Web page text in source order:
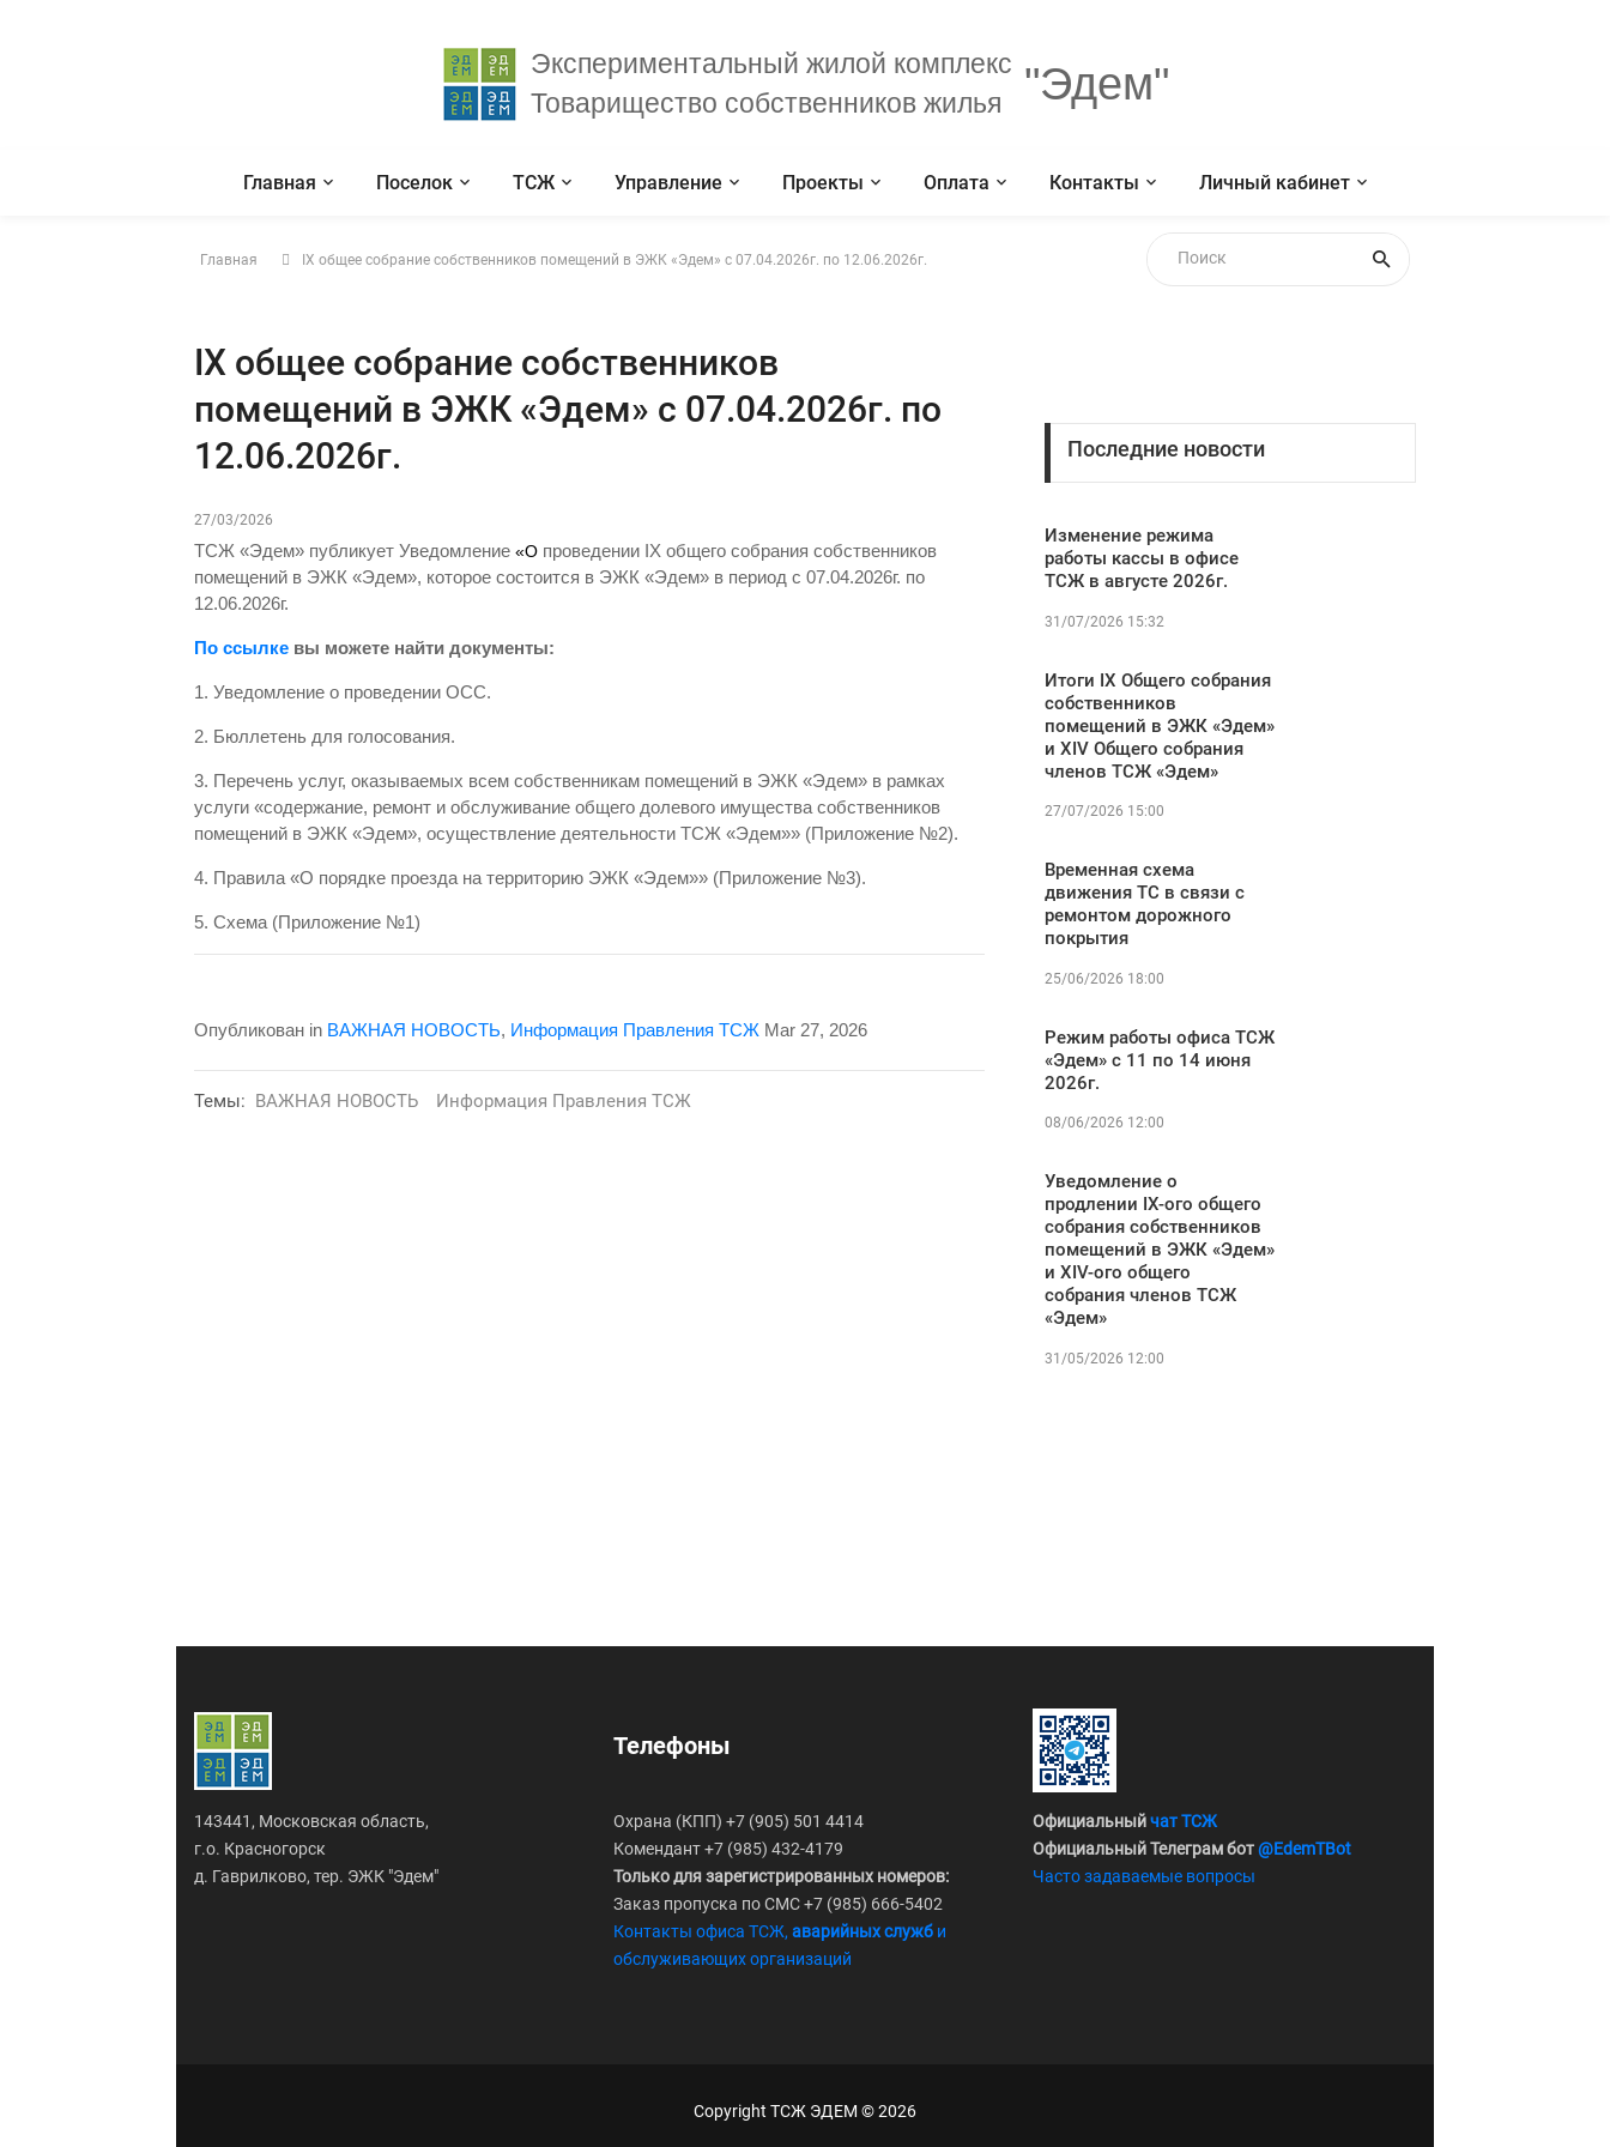
Экспериментальный жилой комплекс
Товарищество собственников жилья
"Эдем"
Главная Поселок ТСЖ Управление Проекты Оплата Контакты Личный кабинет
Главная IX общее собрание собственников помещений в ЭЖК «Эдем» с 07.04.2026г. по 12.06.2026г.
IX общее собрание собственников
помещений в ЭЖК «Эдем» с 07.04.2026г. по
12.06.2026г.
27/03/2026
ТСЖ «Эдем» публикует Уведомление «О проведении IX общего собрания собственников
помещений в ЭЖК «Эдем», которое состоится в ЭЖК «Эдем» в период с 07.04.2026г. по
12.06.2026г.
По ссылке вы можете найти документы:
1. Уведомление о проведении ОСС.
2. Бюллетень для голосования.
3. Перечень услуг, оказываемых всем собственникам помещений в ЭЖК «Эдем» в рамках
услуги «содержание, ремонт и обслуживание общего долевого имущества собственников
помещений в ЭЖК «Эдем», осуществление деятельности ТСЖ «Эдем»» (Приложение №2).
4. Правила «О порядке проезда на территорию ЭЖК «Эдем»» (Приложение №3).
5. Схема (Приложение №1)
Опубликован in ВАЖНАЯ НОВОСТЬ, Информация Правления ТСЖ Mar 27, 2026
Темы: ВАЖНАЯ НОВОСТЬ Информация Правления ТСЖ
Последние новости
Изменение режима
работы кассы в офисе
ТСЖ в августе 2026г.
31/07/2026 15:32
Итоги IX Общего собрания
собственников
помещений в ЭЖК «Эдем»
и XIV Общего собрания
членов ТСЖ «Эдем»
27/07/2026 15:00
Временная схема
движения ТС в связи с
ремонтом дорожного
покрытия
25/06/2026 18:00
Режим работы офиса ТСЖ
«Эдем» с 11 по 14 июня
2026г.
08/06/2026 12:00
Уведомление о
продлении IX-ого общего
собрания собственников
помещений в ЭЖК «Эдем»
и XIV-ого общего
собрания членов ТСЖ
«Эдем»
31/05/2026 12:00
143441, Московская область,
г.о. Красногорск
д. Гаврилково, тер. ЭЖК "Эдем"
Телефоны
Охрана (КПП) +7 (905) 501 4414
Комендант +7 (985) 432-4179
Только для зарегистрированных номеров:
Заказ пропуска по СМС +7 (985) 666-5402
Контакты офиса ТСЖ, аварийных служб и
обслуживающих организаций
Официальныйчат ТСЖ
Официальный Телеграм бот@EdemTBot
Часто задаваемые вопросы
Copyright ТСЖ ЭДЕМ ©2026